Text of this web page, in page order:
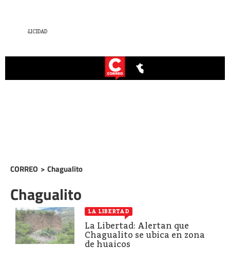
CORREO > Chagualito
Chagualito
LA LIBERTAD
La Libertad: Alertan que
Chagualito se ubica en zona
de huaicos